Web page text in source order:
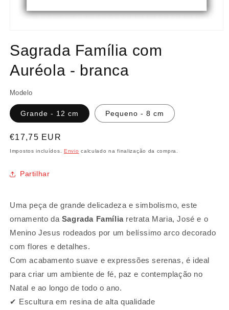
multimédia
1
em
modal
Sagrada Família com
Auréola - branca
Modelo
Grande - 12 cm Pequeno - 8 cm
Preço
normal
€17,75 EUR
Impostos incluídos. Envio calculado na finalização da compra.
Partilhar
Uma peça de grande delicadeza e simbolismo, este
ornamento da Sagrada Famíliaretrata Maria, José e o
Menino Jesus rodeados por um belíssimo arco decorado
com flores e detalhes.
Com acabamento suave e expressões serenas, é ideal
para criar um ambiente de fé, paz e contemplação no
Natal e ao longo de todo o ano.
✔ Escultura em resina de alta qualidade